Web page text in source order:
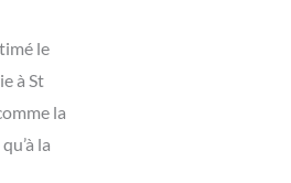
le
à St
la
la